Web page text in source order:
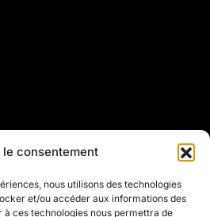
le consentement
nous utilisons des technologies
et/ou accéder aux informations des
à ces technologies nous permettra de